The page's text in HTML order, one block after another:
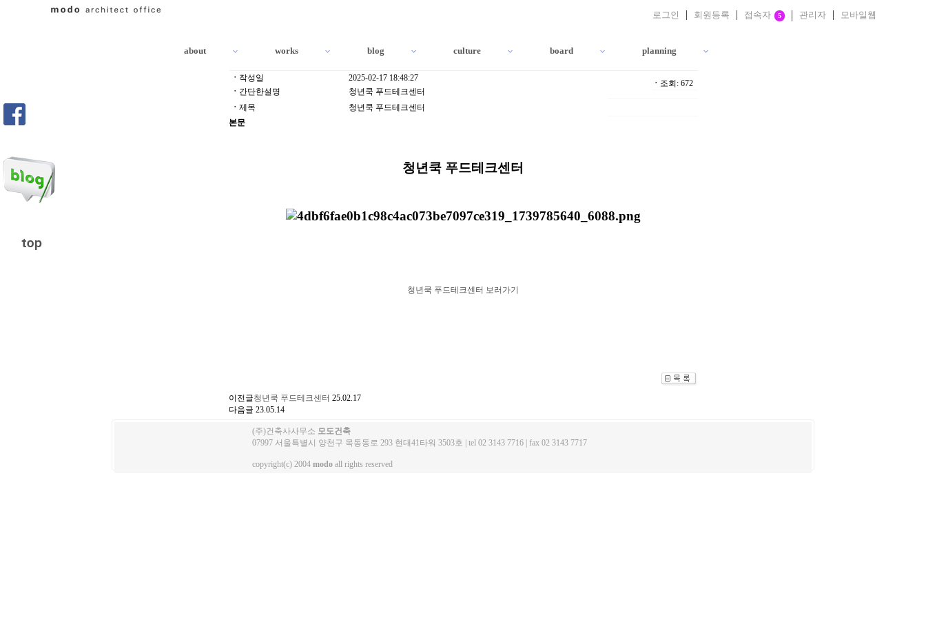
로그인 회원등록 접속자 5 관리자 모바일웹
about works blog culture board
planning
ㆍ 작성일
2025-02-17 18:48:27
ㆍ 간단한설명 청년쿡 푸드테크센터
ㆍ 조회: 672
ㆍ 제목
청년쿡 푸드테크센터
본문
청년쿡 푸드테크센터
청년쿡 푸드테크센터 보러가기
이전글청년쿡 푸드테크센터 25.02.17
다음글 23.05.14
(주)건축사사무소 모도건축
07997 서울특별시 양천구 목동동로 293 현대41타워 3503호 | tel 02 3143 7716 | fax 02 3143 7717
copyright(c) 2004 modo all rights reserved